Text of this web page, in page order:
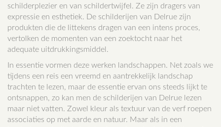
schilderplezier en van schildertwijfel. Ze zijn dragers van
expressie en esthetiek. De schilderijen van Delrue zijn
produkten die de littekens dragen van een intens proces,
vertolken de momenten van een zoektocht naar het
adequate uitdrukkingsmiddel.
In essentie vormen deze werken landschappen. Net zoals we
tijdens een reis een vreemd en aantrekkelijk landschap
trachten te lezen, maar de essentie ervan ons steeds lijkt te
ontsnappen, zo kan men de schilderijen van Delrue lezen
maar niet vatten. Zowel kleur als textuur van de verf roepen
associaties op met aarde en natuur. Maar als in een